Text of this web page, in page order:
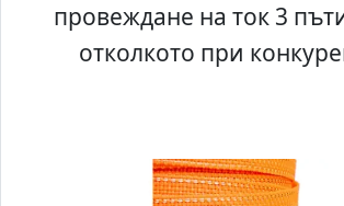
провеждане на ток 3
отколкото при